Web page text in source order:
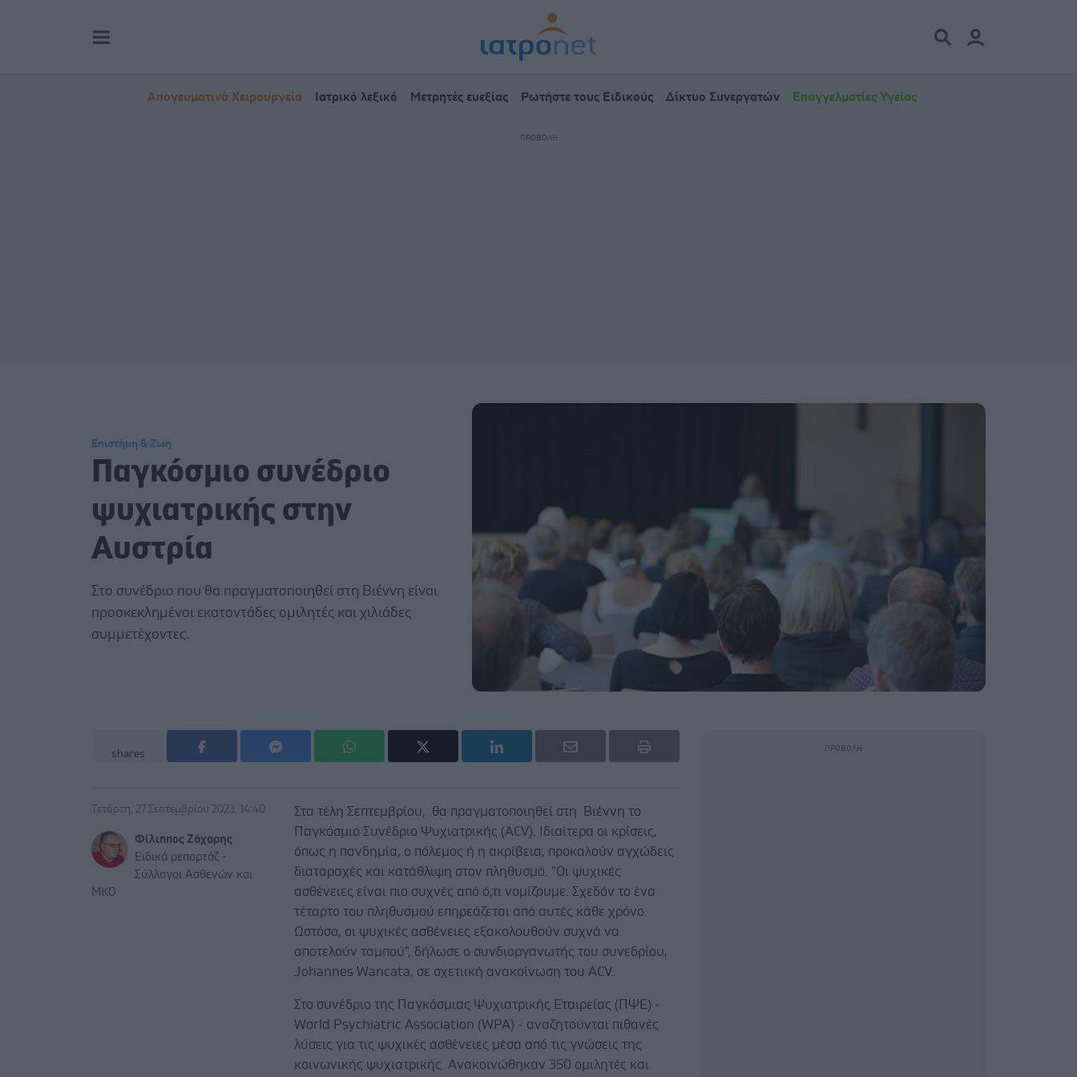
Απογευματινά Χειρουργεία Ιατρικό λεξικό Μετρητές ευεξίας Ρωτήστε τους Ειδικούς Δίκτυο Συνεργατών Επαγγελματίες Υγείας
Επιστήμη & Ζωή
Παγκόσμιο συνέδριο
ψυχιατρικής στην
Αυστρία
Στο συνέδριο που θα πραγματοποιηθεί στη Βιέννη είναι
προσκεκλημένοι εκατοντάδες ομιλητές και χιλιάδες
συμμετέχοντες.
shares
Τετάρτη, 27 Σεπτεμβρίου 2023, 14:40
Φίλιππος Ζάχαρης
Ειδικά ρεπορτάζ -
Σύλλογοι Ασθενών και
ΜΚΟ
Στα τέλη Σεπτεμβρίου, θα πραγματοποιηθεί στη Βιέννη το
Παγκόσμιο Συνέδριο Ψυχιατρικής (ACV). Ιδιαίτερα οι κρίσεις,
όπως η πανδημία, ο πόλεμος ή η ακρίβεια, προκαλούν αγχώδεις
διαταραχές και κατάθλιψη στον πληθυσμό. "Οι ψυχικές
ασθένειες είναι πιο συχνές από ό,τι νομίζουμε. Σχεδόν το ένα
τέταρτο του πληθυσμού επηρεάζεται από αυτές κάθε χρόνο.
Ωστόσο, οι ψυχικές ασθένειες εξακολουθούν συχνά να
αποτελούν ταμπού", δήλωσε ο συνδιοργανωτής του συνεδρίου,
Johannes Wancata, σε σχετιική ανακοίνωση του ACV.
Στο συνέδριο της Παγκόσμιας Ψυχιατρικής Εταιρείας (ΠΨΕ) -
World Psychiatric Association (WPA) - αναζητούνται πιθανές
λύσεις για τις ψυχικές ασθένειες μέσα από τις γνώσεις της
κοινωνικής ψυχιατρικής. Ανακοινώθηκαν 350 ομιλητές και